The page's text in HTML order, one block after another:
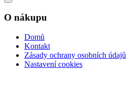
O nákupu
Domů
Kontakt
Zásady ochrany osobních údajů
Nastavení cookies